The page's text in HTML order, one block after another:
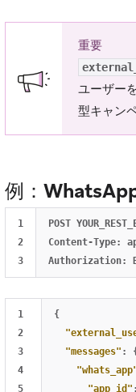
重要
ユーザー
型キャン
例：
1
2
POST
Content-Type:
1
2
3
4
5
{
"messages" :
{
"app_id" :